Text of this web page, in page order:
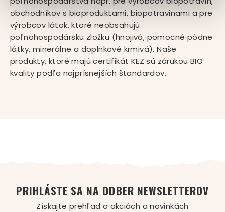
obchodníkov s bioproduktami, biopotravinami a pre
výrobcov látok, ktoré neobsahujú
poľnohospodársku zložku (hnojivá, pomocné pôdne
látky, minerálne a doplnkové krmivá). Naše
produkty, ktoré majú certifikát KEZ sú zárukou BIO
kvality podľa najprísnejších štandardov.
PRIHLÁSTE SA NA ODBER NEWSLETTEROV
Získajte prehľad o akciách a novinkách